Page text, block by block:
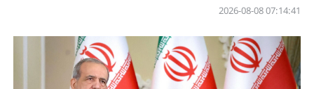
07:14:41 2026-08-08